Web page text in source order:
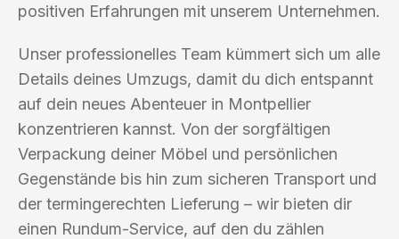
positiven Erfahrungen mit unserem Unternehmen.
Unser professionelles Team kümmert sich um alle
Details deines Umzugs, damit du dich entspannt
auf dein neues Abenteuer in Montpellier
konzentrieren kannst. Von der sorgfältigen
Verpackung deiner Möbel und persönlichen
Gegenstände bis hin zum sicheren Transport und
der termingerechten Lieferung – wir bieten dir
einen Rundum-Service, auf den du zählen